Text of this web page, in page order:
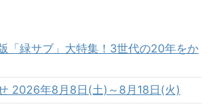
「緑サブ」大特集！3世代の20年をか
2026年8月8日(土)～8月18日(火)